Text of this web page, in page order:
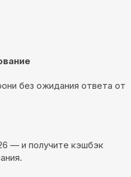
без ожидания ответа от
— и получите кэшбэк